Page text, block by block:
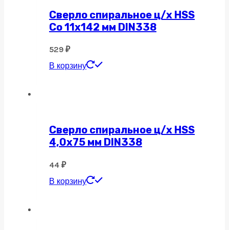
Сверло спиральное ц/х HSS
Co 11х142 мм DIN338
529 ₽
В корзину
Сверло спиральное ц/х HSS
4,0х75 мм DIN338
44 ₽
В корзину